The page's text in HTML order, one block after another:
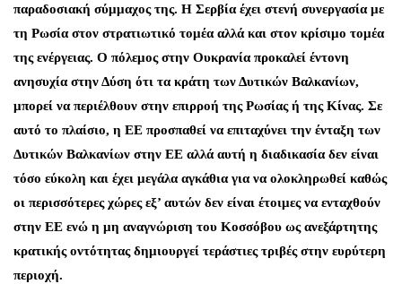
παραδοσιακή σύμμαχος της. Η Σερβία έχει στενή συνεργασία με
τη Ρωσία στον στρατιωτικό τομέα αλλά και στον κρίσιμο τομέα
της ενέργειας. Ο πόλεμος στην Ουκρανία προκαλεί έντονη
ανησυχία στην Δύση ότι τα κράτη των Δυτικών Βαλκανίων,
μπορεί να περιέλθουν στην επιρροή της Ρωσίας ή της Κίνας. Σε
αυτό το πλαίσιο, η ΕΕ προσπαθεί να επιταχύνει την ένταξη των
Δυτικών Βαλκανίων στην ΕΕ αλλά αυτή η διαδικασία δεν είναι
τόσο εύκολη και έχει μεγάλα αγκάθια για να ολοκληρωθεί καθώς
οι περισσότερες χώρες εξ’ αυτών δεν είναι έτοιμες να ενταχθούν
στην ΕΕ ενώ η μη αναγνώριση του Κοσσόβου ως ανεξάρτητης
κρατικής οντότητας δημιουργεί τεράστιες τριβές στην ευρύτερη
περιοχή.